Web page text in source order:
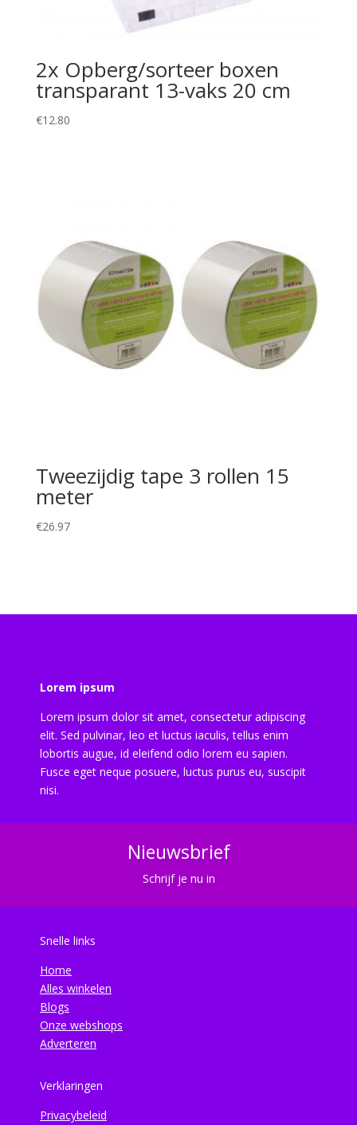
2x Opberg/sorteer boxen
transparant 13-vaks 20 cm
€12.80
Tweezijdig tape 3 rollen 15
meter
€26.97
Lorem ipsum
Lorem ipsum dolor sit amet, consectetur adipiscing
elit. Sed pulvinar, leo et luctus iaculis, tellus enim
lobortis augue, id eleifend odio lorem eu sapien.
Fusce eget neque posuere, luctus purus eu, suscipit
nisi.
Nieuwsbrief
Schrijf je nu in
Snelle links
Home
Alles winkelen
Blogs
Onze webshops
Adverteren
Verklaringen
Privacybeleid